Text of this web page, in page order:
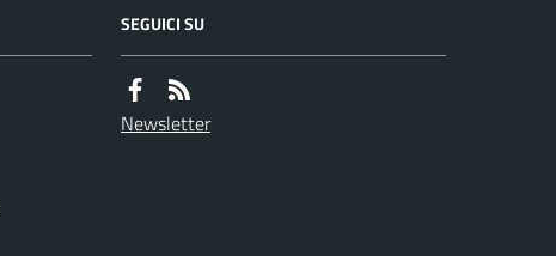
SEGUICI SU
Newsletter